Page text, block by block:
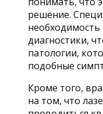
решение.
диагностики,
патологии,
подобные
Кроме того,
на том, что